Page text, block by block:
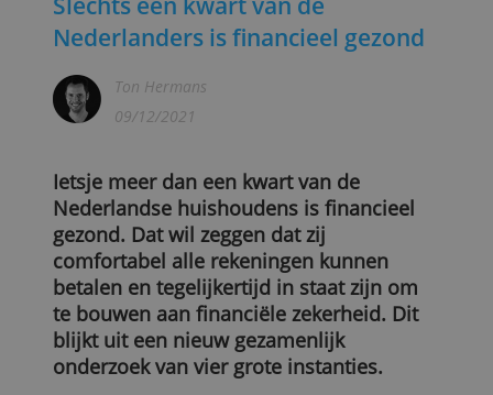
Slechts een kwart van de
Nederlanders is financieel gezond
Ton Hermans
09/12/2021
Ietsje meer dan een kwart van de
Nederlandse huishoudens is financieel
gezond. Dat wil zeggen dat zij
comfortabel alle rekeningen kunnen